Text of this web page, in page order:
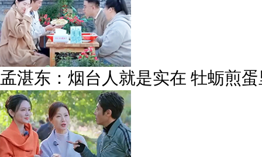
孟湛东：烟台人就是实在 牡蛎煎